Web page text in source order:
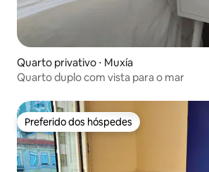
Quarto privativo ⋅ Muxía
Quarto duplo com vista para o mar
Preferido dos hóspedes
Preferido dos hóspedes